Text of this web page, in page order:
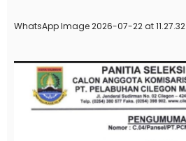
WhatsApp Image 2026-07-22 at 11.27.32